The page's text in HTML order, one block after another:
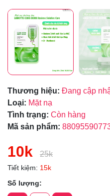
Thương hiệu: Đang cập
Loại: Mặt nạ
Tình trạng: Còn hàng
Mã sản phẩm:
10k 25k
Tiết kiệm: 15k
Số lượng: